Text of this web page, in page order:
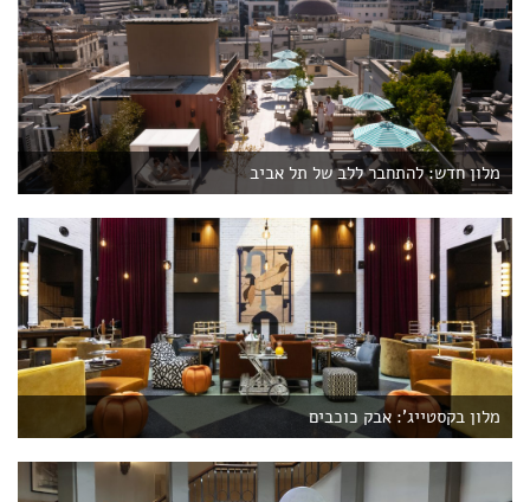
מלון חדש: להתחבר ללב של תל אביב
מלון בקסטייג': אבק כוכבים